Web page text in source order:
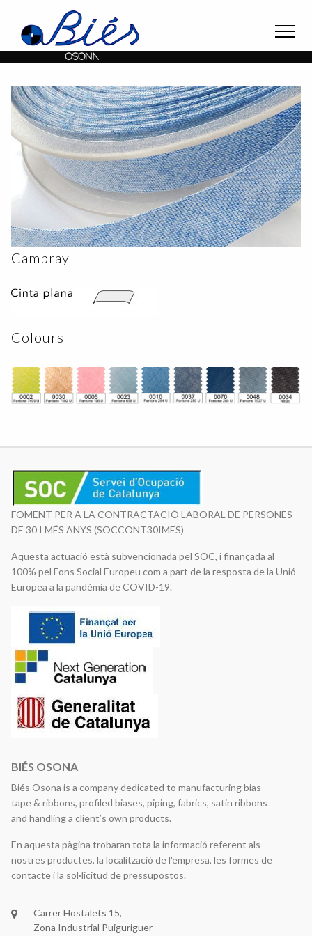
Cambray
Colours
FOMENT PER A LA CONTRACTACIÓ LABORAL DE PERSONES
DE 30 I MÉS ANYS (SOCCONT30IMES)
Aquesta actuació està subvencionada pel SOC, i finançada al
100% pel Fons Social Europeu com a part de la resposta de la Unió
Europea a la pandèmia de COVID-19.
BIÉS OSONA
Biés Osona is a company dedicated to manufacturing bias
tape & ribbons, profiled biases, piping, fabrics, satin ribbons
and handling a client’s own products.
En aquesta pàgina trobaran tota la informació referent als
nostres productes, la localització de l'empresa, les formes de
contacte i la sol·licitud de pressupostos.
Carrer Hostalets 15,
Zona Industrial Puiguriguer